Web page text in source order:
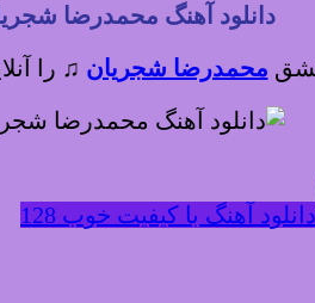
دانلود آهنگ محمدرضا
عشق محمدرضا شجریان ♫ را
دانلود آهنگ با کیفیت خوب 128